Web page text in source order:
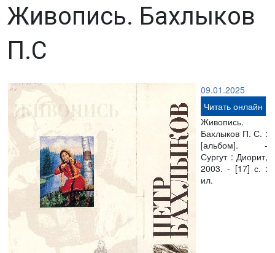
Живопись. Бахлыков
П.С
09.01.2025
Читать онлайн
Живопись.
Бахлыков П. С. :
[альбом]. -
Сургут : Диорит,
2003. - [17] с. :
ил.